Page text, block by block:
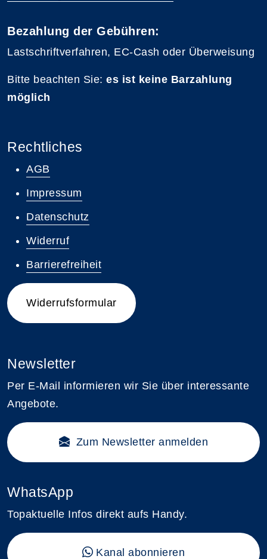
Bezahlung der Gebühren:
Lastschriftverfahren, EC-Cash oder Überweisung
Bitte beachten Sie: es ist keine Barzahlung
möglich
Rechtliches
AGB
Impressum
Datenschutz
Widerruf
Barrierefreiheit
Widerrufsformular
Newsletter
Per E-Mail informieren wir Sie über interessante
Angebote.
Zum Newsletter anmelden
WhatsApp
Topaktuelle Infos direkt aufs Handy.
Kanal abonnieren